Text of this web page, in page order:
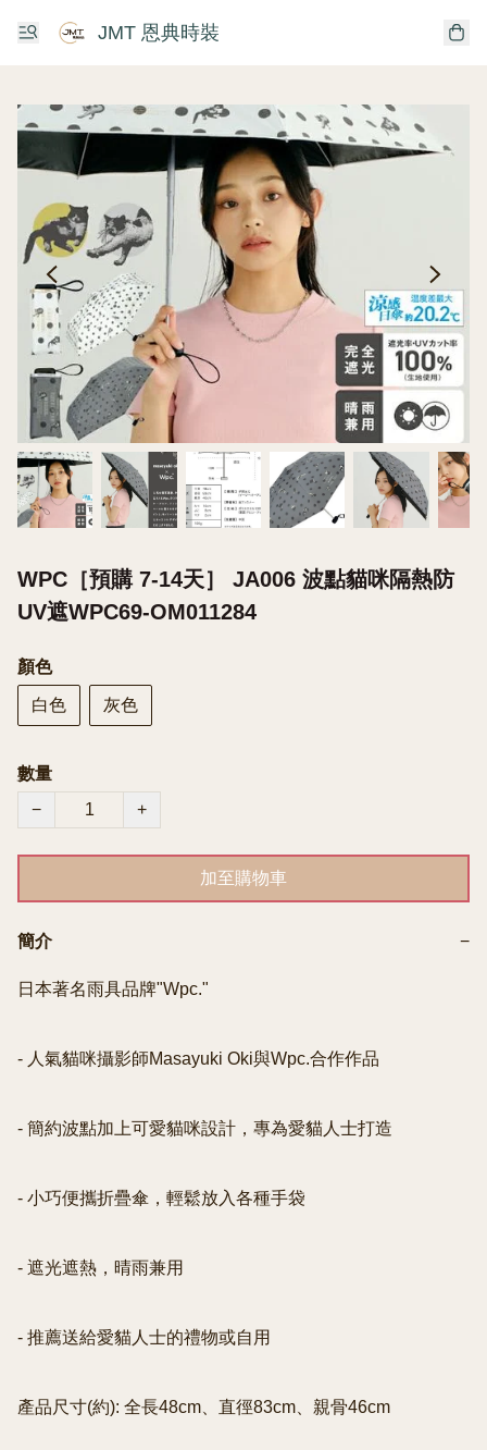
JMT 恩典時裝
WPC［預購 7-14天］ JA006 波點貓咪隔熱防
UV遮WPC69-OM011284
顏色
白色 灰色
數量
−
+
加至購物車
簡介 −
日本著名雨具品牌"Wpc."
- 人氣貓咪攝影師Masayuki Oki與Wpc.合作作品
- 簡約波點加上可愛貓咪設計，專為愛貓人士打造
- 小巧便攜折疊傘，輕鬆放入各種手袋
- 遮光遮熱，晴雨兼用
- 推薦送給愛貓人士的禮物或自用
產品尺寸(約): 全長48cm、直徑83cm、親骨46cm